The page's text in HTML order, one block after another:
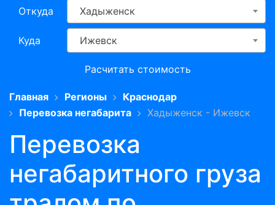
Откуда Хадыженск
Куда Ижевск
Расчитать стоимость
Главная Регионы
Краснодар
Перевозка негабарита
Хадыженск - Ижевск
Перевозка
негабаритного груза